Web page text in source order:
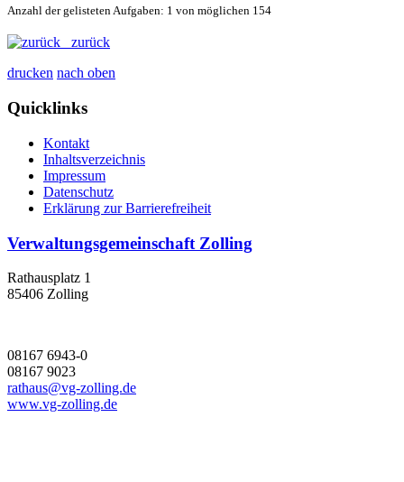
Anzahl der gelisteten Aufgaben: 1 von möglichen 154
zurück
drucken nach oben
Quicklinks
Kontakt
Inhaltsverzeichnis
Impressum
Datenschutz
Erklärung zur Barrierefreiheit
Verwaltungsgemeinschaft Zolling
Rathausplatz 1
85406 Zolling
08167 6943-0
08167 9023
rathaus@vg-zolling.de
www.vg-zolling.de